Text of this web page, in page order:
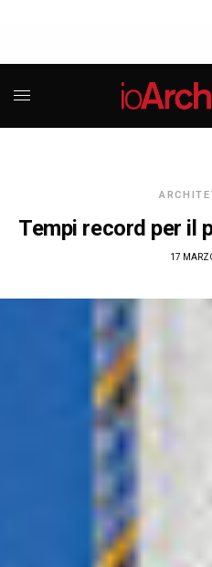
Tempi record per il
17